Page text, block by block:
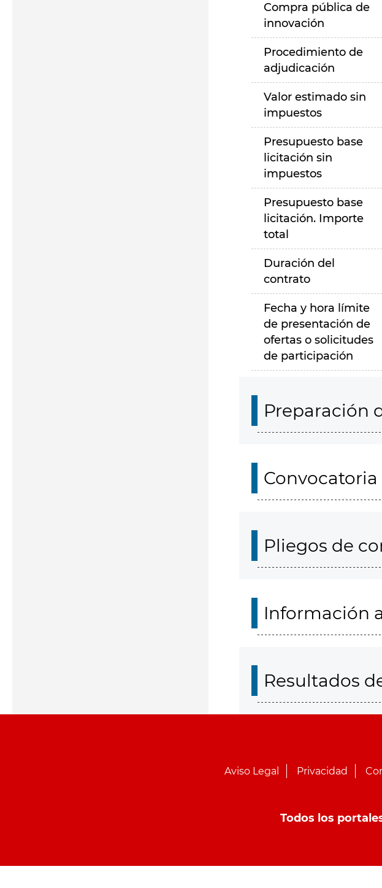
Compra pública de
innovación
Procedimiento de
adjudicación
Valor estimado sin
impuestos
Presupuesto base
licitación sin
impuestos
Presupuesto base
licitación. Importe
total
Duración del
contrato
Fecha y hora límite
de presentación de
ofertas o solicitudes
de participación
Preparación
Convocatoria
Pliegos de
Información
Resultados
Aviso Legal Privacidad
Todos los